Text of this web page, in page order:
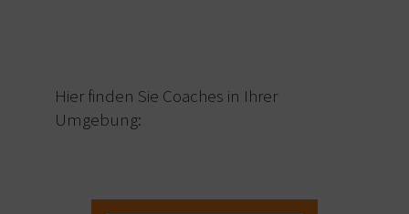
Hier finden Sie Coaches in Ihrer
Umgebung: